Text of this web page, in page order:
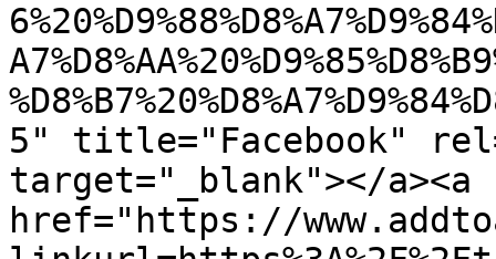
5" title="Facebook"
target="_blank"></a><a
href="https://